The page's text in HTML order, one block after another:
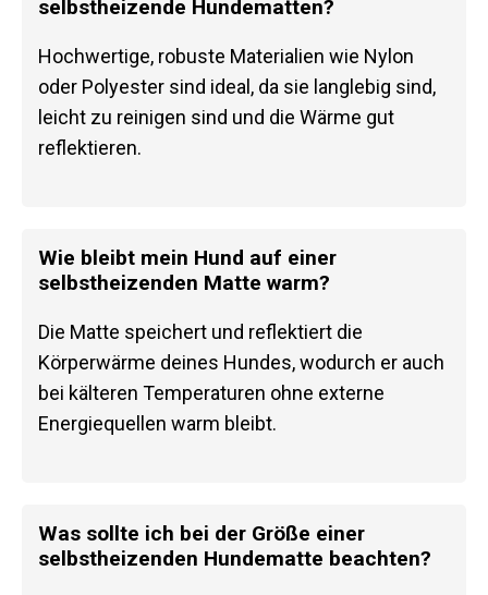
selbstheizende Hundematten?
Hochwertige, robuste Materialien wie Nylon
oder Polyester sind ideal, da sie langlebig sind,
leicht zu reinigen sind und die Wärme gut
reflektieren.
Wie bleibt mein Hund auf einer
selbstheizenden Matte warm?
Die Matte speichert und reflektiert die
Körperwärme deines Hundes, wodurch er auch
bei kälteren Temperaturen ohne externe
Energiequellen warm bleibt.
Was sollte ich bei der Größe einer
selbstheizenden Hundematte beachten?